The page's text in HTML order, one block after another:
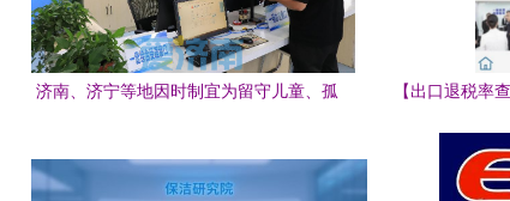
济南、济宁等地因时制宜为留守儿童、孤
多 学业加油站 精心呵护做好暑期学生托管
【出口退税率
二揭系列准确